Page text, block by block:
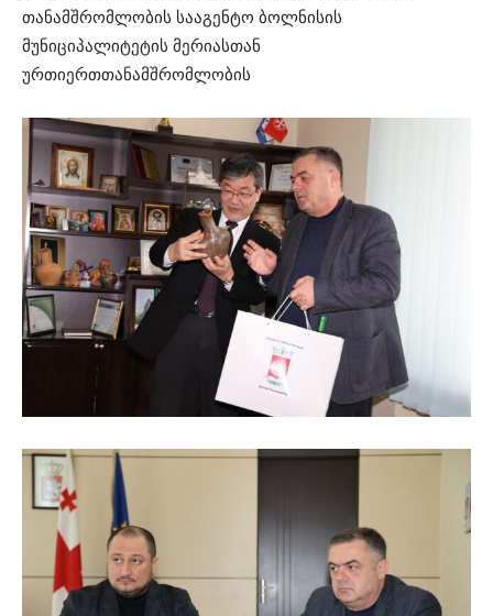
თანამშრომლობის სააგენტო ბოლნისის
მუნიციპალიტეტის მერიასთან
ურთიერთთანამშრომლობის